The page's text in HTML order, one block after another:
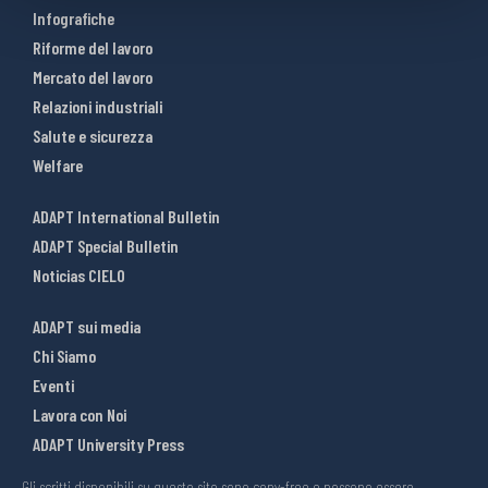
Infografiche
Riforme del lavoro
Mercato del lavoro
Relazioni industriali
Salute e sicurezza
Welfare
ADAPT International Bulletin
ADAPT Special Bulletin
Noticias CIELO
ADAPT sui media
Chi Siamo
Eventi
Lavora con Noi
ADAPT University Press